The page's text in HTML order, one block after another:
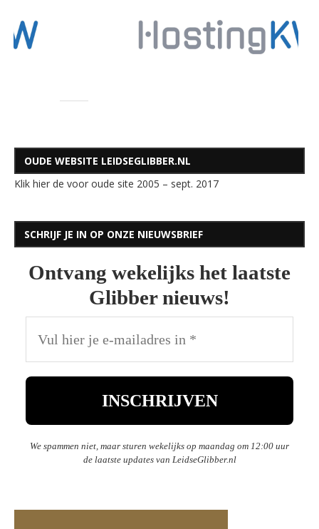
OUDE WEBSITE LEIDSEGLIBBER.NL
Klik hier de voor oude site 2005 – sept. 2017
SCHRIJF JE IN OP ONZE NIEUWSBRIEF
Ontvang wekelijks het laatste
Glibber nieuws!
We spammen niet, maar sturen wekelijks op maandag om 12:00 uur
de laatste updates van LeidseGlibber.nl